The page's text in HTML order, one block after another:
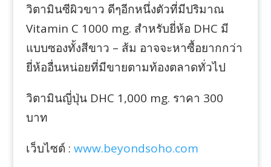
วิตามินซีผิวขาว ดีๆอีกหนึ่งตัวที่มีปริมาณ
Vitamin C 1000 mg. สำหรับยี่ห้อ DHC มี
แบบซองทั้งสีขาว – ส้ม อาจจะหาซื้อยากกว่า
ยี่ห้ออื่นหน่อยที่มีขายตามท้องตลาดทั่วไป
วิตามินญี่ปุ่น DHC 1,000 mg. ราคา 300
บาท
เว็บไซต์ : www.beyondsoho.com